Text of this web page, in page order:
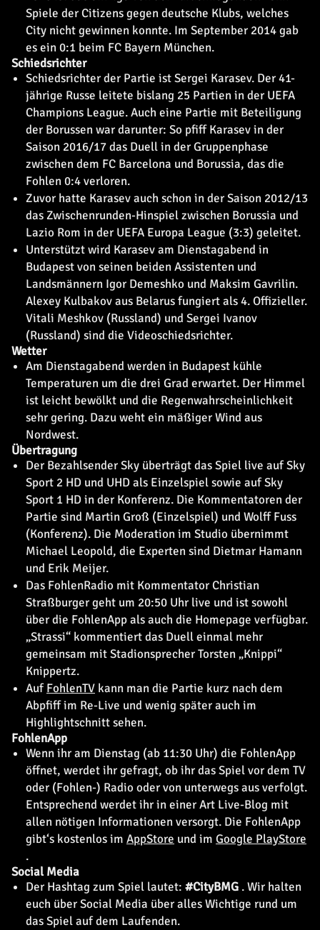
Spiele der Citizens gegen deutsche Klubs, welches
City nicht gewinnen konnte. Im September 2014 gab
es ein 0:1 beim FC Bayern München.
Schiedsrichter
Schiedsrichter der Partie ist Sergei Karasev. Der 41-
jährige Russe leitete bislang 25 Partien in der UEFA
Champions League. Auch eine Partie mit Beteiligung
der Borussen war darunter: So pfiff Karasev in der
Saison 2016/17 das Duell in der Gruppenphase
zwischen dem FC Barcelona und Borussia, das die
Fohlen 0:4 verloren.
Zuvor hatte Karasev auch schon in der Saison 2012/13
das Zwischenrunden-Hinspiel zwischen Borussia und
Lazio Rom in der UEFA Europa League (3:3) geleitet.
Unterstützt wird Karasev am Dienstagabend in
Budapest von seinen beiden Assistenten und
Landsmännern Igor Demeshko und Maksim Gavrilin.
Alexey Kulbakov aus Belarus fungiert als 4. Offizieller.
Vitali Meshkov (Russland) und Sergei Ivanov
(Russland) sind die Videoschiedsrichter.
Wetter
Am Dienstagabend werden in Budapest kühle
Temperaturen um die drei Grad erwartet. Der Himmel
ist leicht bewölkt und die Regenwahrscheinlichkeit
sehr gering. Dazu weht ein mäßiger Wind aus
Nordwest.
Übertragung
Der Bezahlsender Sky überträgt das Spiel live auf Sky
Sport 2 HD und UHD als Einzelspiel sowie auf Sky
Sport 1 HD in der Konferenz. Die Kommentatoren der
Partie sind Martin Groß (Einzelspiel) und Wolff Fuss
(Konferenz). Die Moderation im Studio übernimmt
Michael Leopold, die Experten sind Dietmar Hamann
und Erik Meijer.
Das FohlenRadio mit Kommentator Christian
Straßburger geht um 20:50 Uhr live und ist sowohl
über die FohlenApp als auch die Homepage verfügbar.
„Strassi“ kommentiert das Duell einmal mehr
gemeinsam mit Stadionsprecher Torsten „Knippi“
Knippertz.
Auf FohlenTV kann man die Partie kurz nach dem
Abpfiff im Re-Live und wenig später auch im
Highlightschnitt sehen.
FohlenApp
Wenn ihr am Dienstag (ab 11:30 Uhr) die FohlenApp
öffnet, werdet ihr gefragt, ob ihr das Spiel vor dem TV
oder (Fohlen-) Radio oder von unterwegs aus verfolgt.
Entsprechend werdet ihr in einer Art Live-Blog mit
allen nötigen Informationen versorgt. Die FohlenApp
gibt‘s kostenlos im AppStore und im Google PlayStore
.
Social Media
Der Hashtag zum Spiel lautet: #CityBMG . Wir halten
euch über Social Media über alles Wichtige rund um
das Spiel auf dem Laufenden.